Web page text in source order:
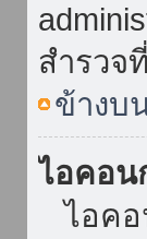
สำรวจ
ข้างบ
ไอคอน
ไอคอ